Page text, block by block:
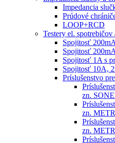
Impedancia
Prúdové
LOOP+RCD
Testery el. spotrebičov
Spojitosť
Spojitosť
Spojitosť 1A s
Spojitosť 10A,
Príslušenstvo
zn.
zn.
zn.